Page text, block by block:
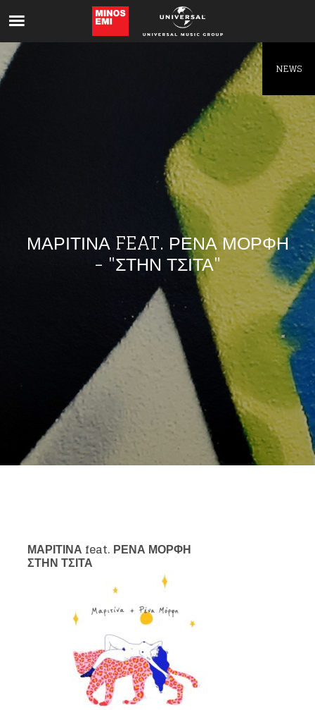
ΜΑΡΙΤΙΝΑ FEAT. ΡΕΝΑ ΜΟΡΦΗ
- "ΣΤΗΝ ΤΣΙΤΑ"
ΜΑΡΙΤΙΝΑ feat. ΡΕΝΑ ΜΟΡΦΗ
ΣΤΗΝ ΤΣΙΤΑ
NEWS
Like being first?
Get news from your favorite artists before
everyone else.